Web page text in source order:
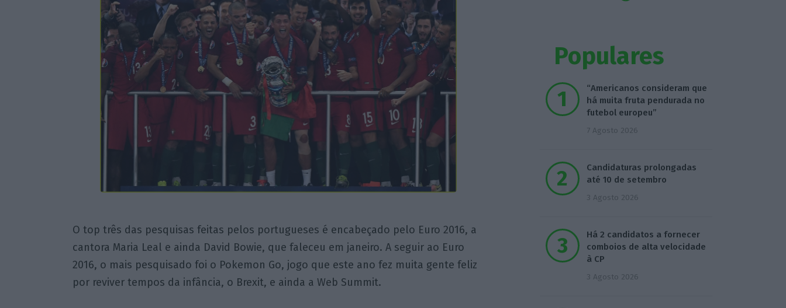
O top três das pesquisas feitas pelos portugueses é encabeçado pelo Euro 2016, a
cantora Maria Leal e ainda David Bowie, que faleceu em janeiro. A seguir ao Euro
2016, o mais pesquisado foi o Pokemon Go, jogo que este ano fez muita gente feliz
por reviver tempos da infância, o Brexit, e ainda a Web Summit.
Populares
“Americanos consideram que
há muita fruta pendurada no
futebol europeu”
7 Agosto 2026
Candidaturas prolongadas
até 10 de setembro
3 Agosto 2026
Há 2 candidatos a fornecer
comboios de alta velocidade
à CP
3 Agosto 2026